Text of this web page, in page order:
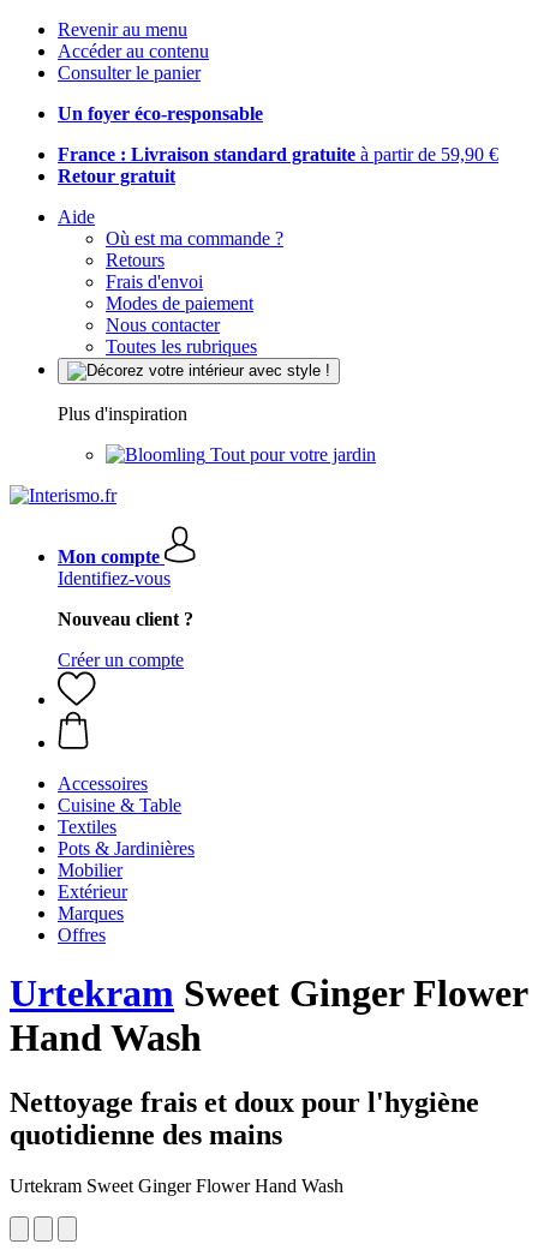
Revenir au menu
Accéder au contenu
Consulter le panier
Un foyer éco-responsable
France : Livraison standard gratuite à partir de 59,90 €
Retour gratuit
Aide
Où est ma commande ?
Retours
Frais d'envoi
Modes de paiement
Nous contacter
Toutes les rubriques
Plus d'inspiration
Tout pour votre jardin
Mon compte
Identifiez-vous
Nouveau client ?
Créer un compte
Accessoires
Cuisine & Table
Textiles
Pots & Jardinières
Mobilier
Extérieur
Marques
Offres
Urtekram Sweet Ginger Flower
Hand Wash
Nettoyage frais et doux pour l'hygiène
quotidienne des mains
Urtekram Sweet Ginger Flower Hand Wash